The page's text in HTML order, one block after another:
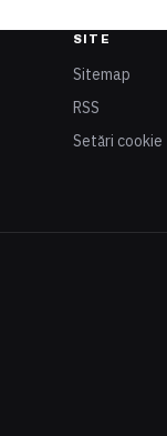
SITE
Sitemap
RSS
Setări cookie